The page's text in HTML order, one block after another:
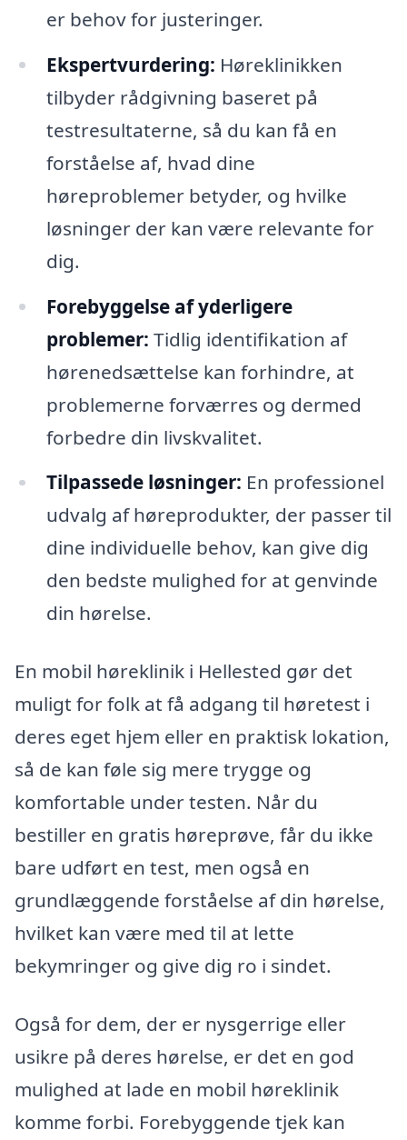
er behov for justeringer.
Ekspertvurdering: Høreklinikken
tilbyder rådgivning baseret på
testresultaterne, så du kan få en
forståelse af, hvad dine
høreproblemer betyder, og hvilke
løsninger der kan være relevante for
dig.
Forebyggelse af yderligere
problemer: Tidlig identifikation af
hørenedsættelse kan forhindre, at
problemerne forværres og dermed
forbedre din livskvalitet.
Tilpassede løsninger: En professionel
udvalg af høreprodukter, der passer til
dine individuelle behov, kan give dig
den bedste mulighed for at genvinde
din hørelse.
En mobil høreklinik i Hellested gør det
muligt for folk at få adgang til høretest i
deres eget hjem eller en praktisk lokation,
så de kan føle sig mere trygge og
komfortable under testen. Når du
bestiller en gratis høreprøve, får du ikke
bare udført en test, men også en
grundlæggende forståelse af din hørelse,
hvilket kan være med til at lette
bekymringer og give dig ro i sindet.
Også for dem, der er nysgerrige eller
usikre på deres hørelse, er det en god
mulighed at lade en mobil høreklinik
komme forbi. Forebyggende tjek kan